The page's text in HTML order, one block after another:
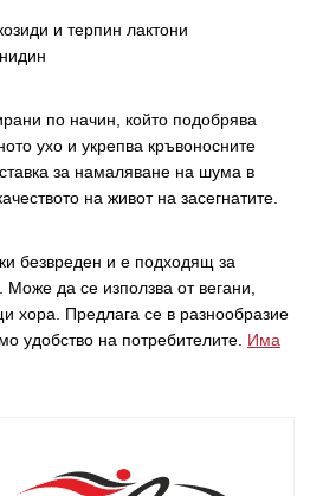
и терпин лактони
по начин, който подобрява
ухо и укрепва кръвоносните
за намаляване на шума в
на живот на засегнатите.
безвреден и е подходящ за
да се използва от вегани,
хора. Предлага се в разнообразие
удобство на потребителите. Има